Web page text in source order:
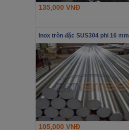
135,000 VNĐ
Inox tròn đặc SUS304 phi 16 mm
105,000 VNĐ